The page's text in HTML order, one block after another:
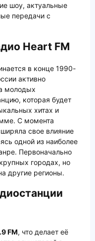
шоу, актуальные
передачи с
Heart FM
в конце 1990-
активно
молодых
которая будет
хитах и
С момента
свое влияние
одной из наиболее
Первоначально
городах, но
другие регионы.
FM, что делает её